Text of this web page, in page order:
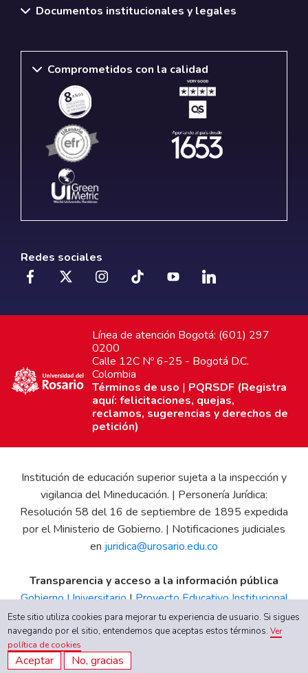
Documentos institucionales y legales
Comprometidos con la calidad
Redes sociales
Línea de atención Bogotá: (601) 297
0200
Calle 12C Nº 6-25 - Bogotá D.C.
Colombia
Términos de uso | PQRSDF (Registra
aquí: felicitaciones, quejas,
reclamos, sugerencias y derechos de
petición)
Institución de educación superior sujeta a la inspección y
vigilancia del Mineducación. | Personería Jurídica:
Resolución 58 del 16 de septiembre de 1895 expedida
por el Ministerio de Gobierno. | Notificaciones judiciales
en juridica@urosario.edu.co
Transparencia y acceso a la información pública
Gobierno Universitario|Proyecto Educativo Institucional
|Informe de Gestión|Boletín Estadístico|Régimen
Tributario|Estados Financieros|Código de Ética|Canal
de Integridad UR
Este sitio utiliza cookies para mejorar tu experiencia de usuario. Si sigues
navegando por el sitio, entendemos que aceptas estos términos.Ver
política de cookies
Aceptar No, gracias